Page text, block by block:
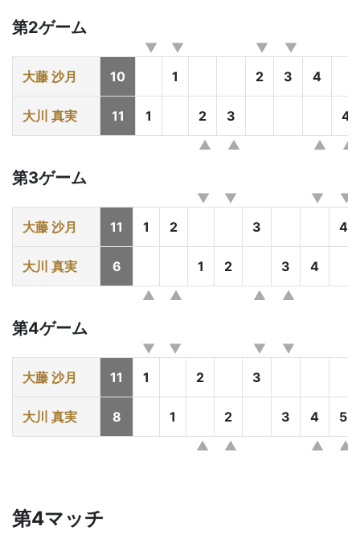
第2ゲーム
大藤 沙月 10 1 2 3 4
大川 真実 11 1 2 3 4
第3ゲーム
大藤 沙月 11 1 2 3 4
大川 真実 6 1 2 3 4
第4ゲーム
大藤 沙月 11 1 2 3
大川 真実 8 1 2 3 4 5
第4マッチ